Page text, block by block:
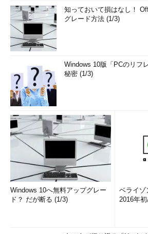
知っておいて損はなし！
グレード方法 (1/3)
Windows 10版「PCのリフ
秘密 (1/3)
Windows 10へ無料アップグレー
ド？ だが断る (1/3)
ベライゾ
2016年